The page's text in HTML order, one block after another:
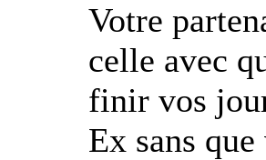
Votre
celle avec
finir vos
Ex sans